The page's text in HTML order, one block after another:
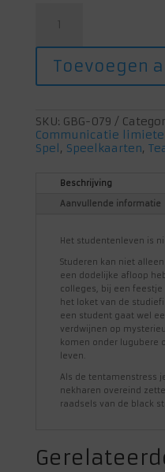
Stories
Uni
aantalToevoegen
SKU: GBG-079
Communicatie
Spel , Speelkaarten,
Beschrijving
Aanvullende informatie
Het studentenleven is
Studeren kan niet
een dodelijke afloop
colleges, bij een
het loket van de
een student gaat wel
verdwijnen op
komen onder lugubere
leven.
Als de tentamenstress
nekharen overeind
raadsels van de black